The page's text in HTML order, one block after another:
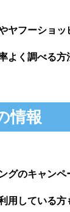
ヤフーショッ
よく調べる
情報
グのキャンペ
用している方